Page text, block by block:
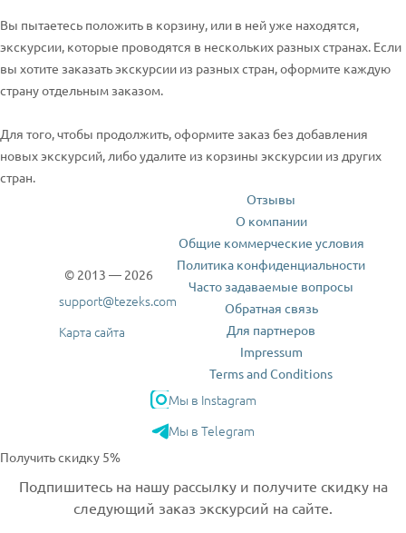
Вы пытаетесь положить в корзину, или в ней уже находятся,
экскурсии, которые проводятся в нескольких разных странах. Если
вы хотите заказать экскурсии из разных стран, оформите каждую
страну отдельным заказом.
Для того, чтобы продолжить, оформите заказ без добавления
новых экскурсий, либо удалите из корзины экскурсии из других
стран.
© 2013 — 2026
support@tezeks.com
Карта сайта
Отзывы
О компании
Общие коммерческие условия
Политика конфиденциальности
Часто задаваемые вопросы
Обратная связь
Для партнеров
Impressum
Terms and Conditions
Мы в Instagram
Мы в Telegram
Получить скидку 5%
Подпишитесь на нашу рассылку и получите скидку на
следующий заказ экскурсий на сайте.